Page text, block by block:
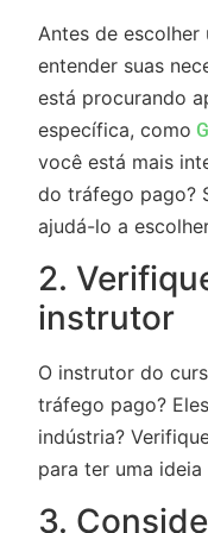
Antes de
entender suas
está procurando
específica, como
você está mais
do tráfego pago?
ajudá-lo a
2.
instrutor
O instrutor do
tráfego pago?
indústria?
para ter uma
3.